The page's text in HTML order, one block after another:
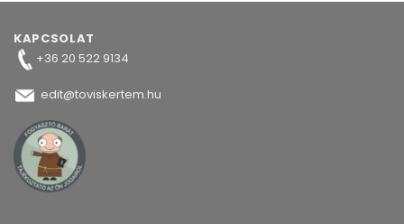
KAPCSOLAT
+36 20 522 9134
edit@toviskertem.hu